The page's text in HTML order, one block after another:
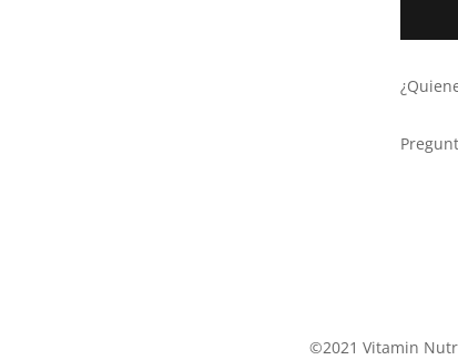
©2021 Vitamin